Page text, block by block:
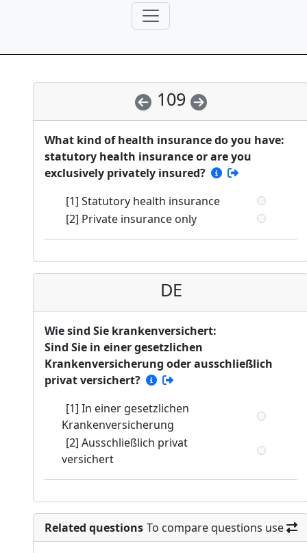
109
What kind of health insurance do you have:
statutory health insurance or are you
exclusively privately insured?
[1] Statutory health insurance
[2] Private insurance only
DE
Wie sind Sie krankenversichert:
Sind Sie in einer gesetzlichen
Krankenversicherung oder ausschließlich
privat versichert?
[1] In einer gesetzlichen
Krankenversicherung
[2] Ausschließlich privat
versichert
Related questions To compare questions use